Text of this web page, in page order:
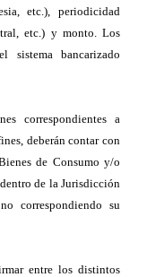
etc.), periodicidad
etc.) y monto. Los
sistema bancarizado
correspondientes a
deberán contar con
de Consumo y/o
de la Jurisdicción
correspondiendo su
entre los distintos